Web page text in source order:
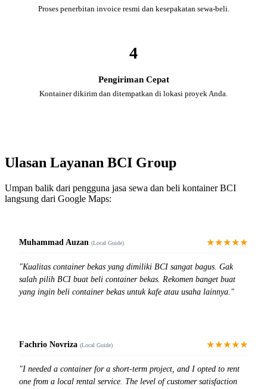
Proses penerbitan invoice resmi dan kesepakatan sewa-beli.
4
Pengiriman Cepat
Kontainer dikirim dan ditempatkan di lokasi proyek Anda.
Ulasan Layanan BCI Group
Umpan balik dari pengguna jasa sewa dan beli kontainer BCI
langsung dari Google Maps:
Muhammad Auzan (Local Guide) ★★★★★
"Kualitas container bekas yang dimiliki BCI sangat bagus. Gak
salah pilih BCI buat beli container bekas. Rekomen banget buat
yang ingin beli container bekas untuk kafe atau usaha lainnya."
Fachrio Novriza (Local Guide) ★★★★★
"I needed a container for a short-term project, and I opted to rent
one from a local rental service. The level of customer satisfaction